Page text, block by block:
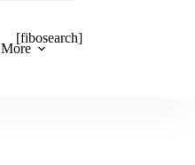
More
[fibosearch]